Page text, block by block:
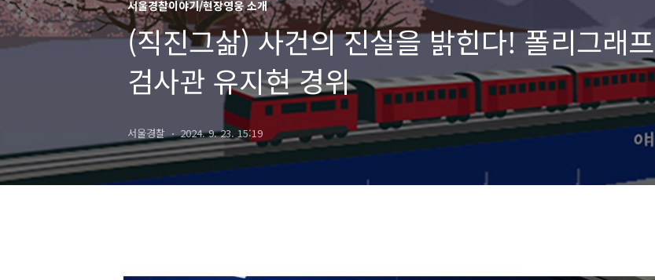
서울경찰이야기/현장영웅 소개
(직진그삶) 사건의 진실을 밝힌다! 폴리그래프
검사관 유지현 경위
서울경찰 2024. 9. 23. 15:19